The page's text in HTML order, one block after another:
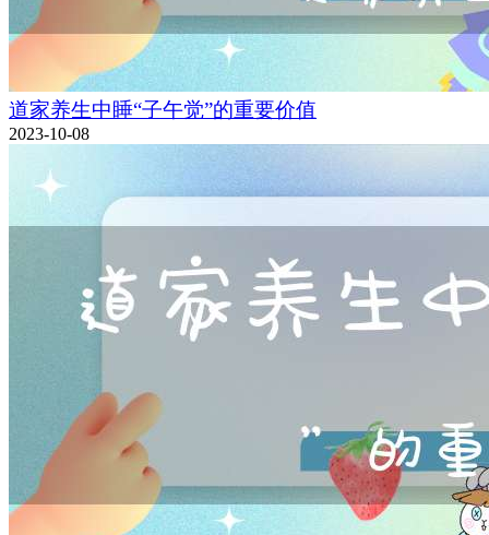
道家养生中睡“子午觉”的重要价值
2023-10-08